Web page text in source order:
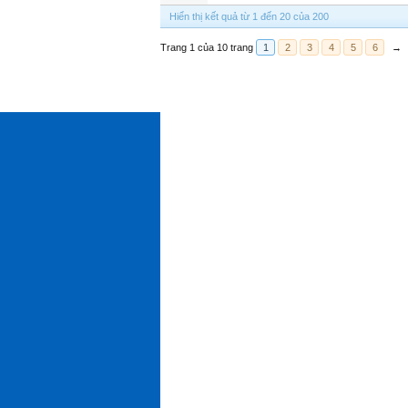
Hiển thị kết quả từ 1 đến 20 của 200
Trang 1 của 10 trang 1 2 3 4 5 6 →